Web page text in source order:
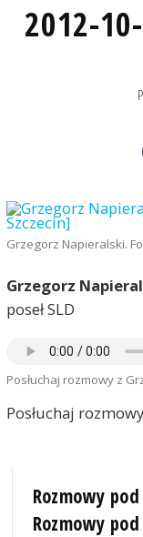
2012-
Grzegorz Napieralski.
Grzegorz
poseł SLD
Posłuchaj rozmowy z
Posłuchaj
Rozmowy
Rozmowy